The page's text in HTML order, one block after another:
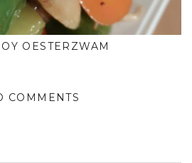
OESTERZWAM
COMMENTS